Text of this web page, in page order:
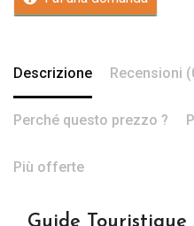
Descrizione Recensioni
Perché questo prezzo ?
Più offerte
Guide